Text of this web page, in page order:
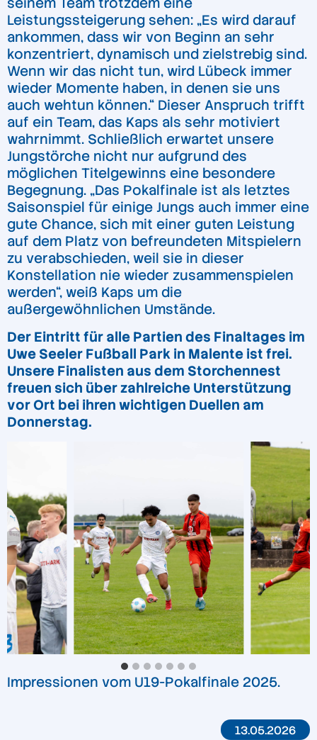
Leistungssteigerung sehen: „Es wird darauf
ankommen, dass wir von Beginn an sehr
konzentriert, dynamisch und zielstrebig sind.
Wenn wir das nicht tun, wird Lübeck immer
wieder Momente haben, in denen sie uns
auch wehtun können.“ Dieser Anspruch trifft
auf ein Team, das Kaps als sehr motiviert
wahrnimmt. Schließlich erwartet unsere
Jungstörche nicht nur aufgrund des
möglichen Titelgewinns eine besondere
Begegnung. „Das Pokalfinale ist als letztes
Saisonspiel für einige Jungs auch immer eine
gute Chance, sich mit einer guten Leistung
auf dem Platz von befreundeten Mitspielern
zu verabschieden, weil sie in dieser
Konstellation nie wieder zusammenspielen
werden“, weiß Kaps um die
außergewöhnlichen Umstände.
Der Eintritt für alle Partien des Finaltages im
Uwe Seeler Fußball Park in Malente ist frei.
Unsere Finalisten aus dem Storchennest
freuen sich über zahlreiche Unterstützung
vor Ort bei ihren wichtigen Duellen am
Donnerstag.
Impressionen vom U19-Pokalfinale 2025.
13.05.2026